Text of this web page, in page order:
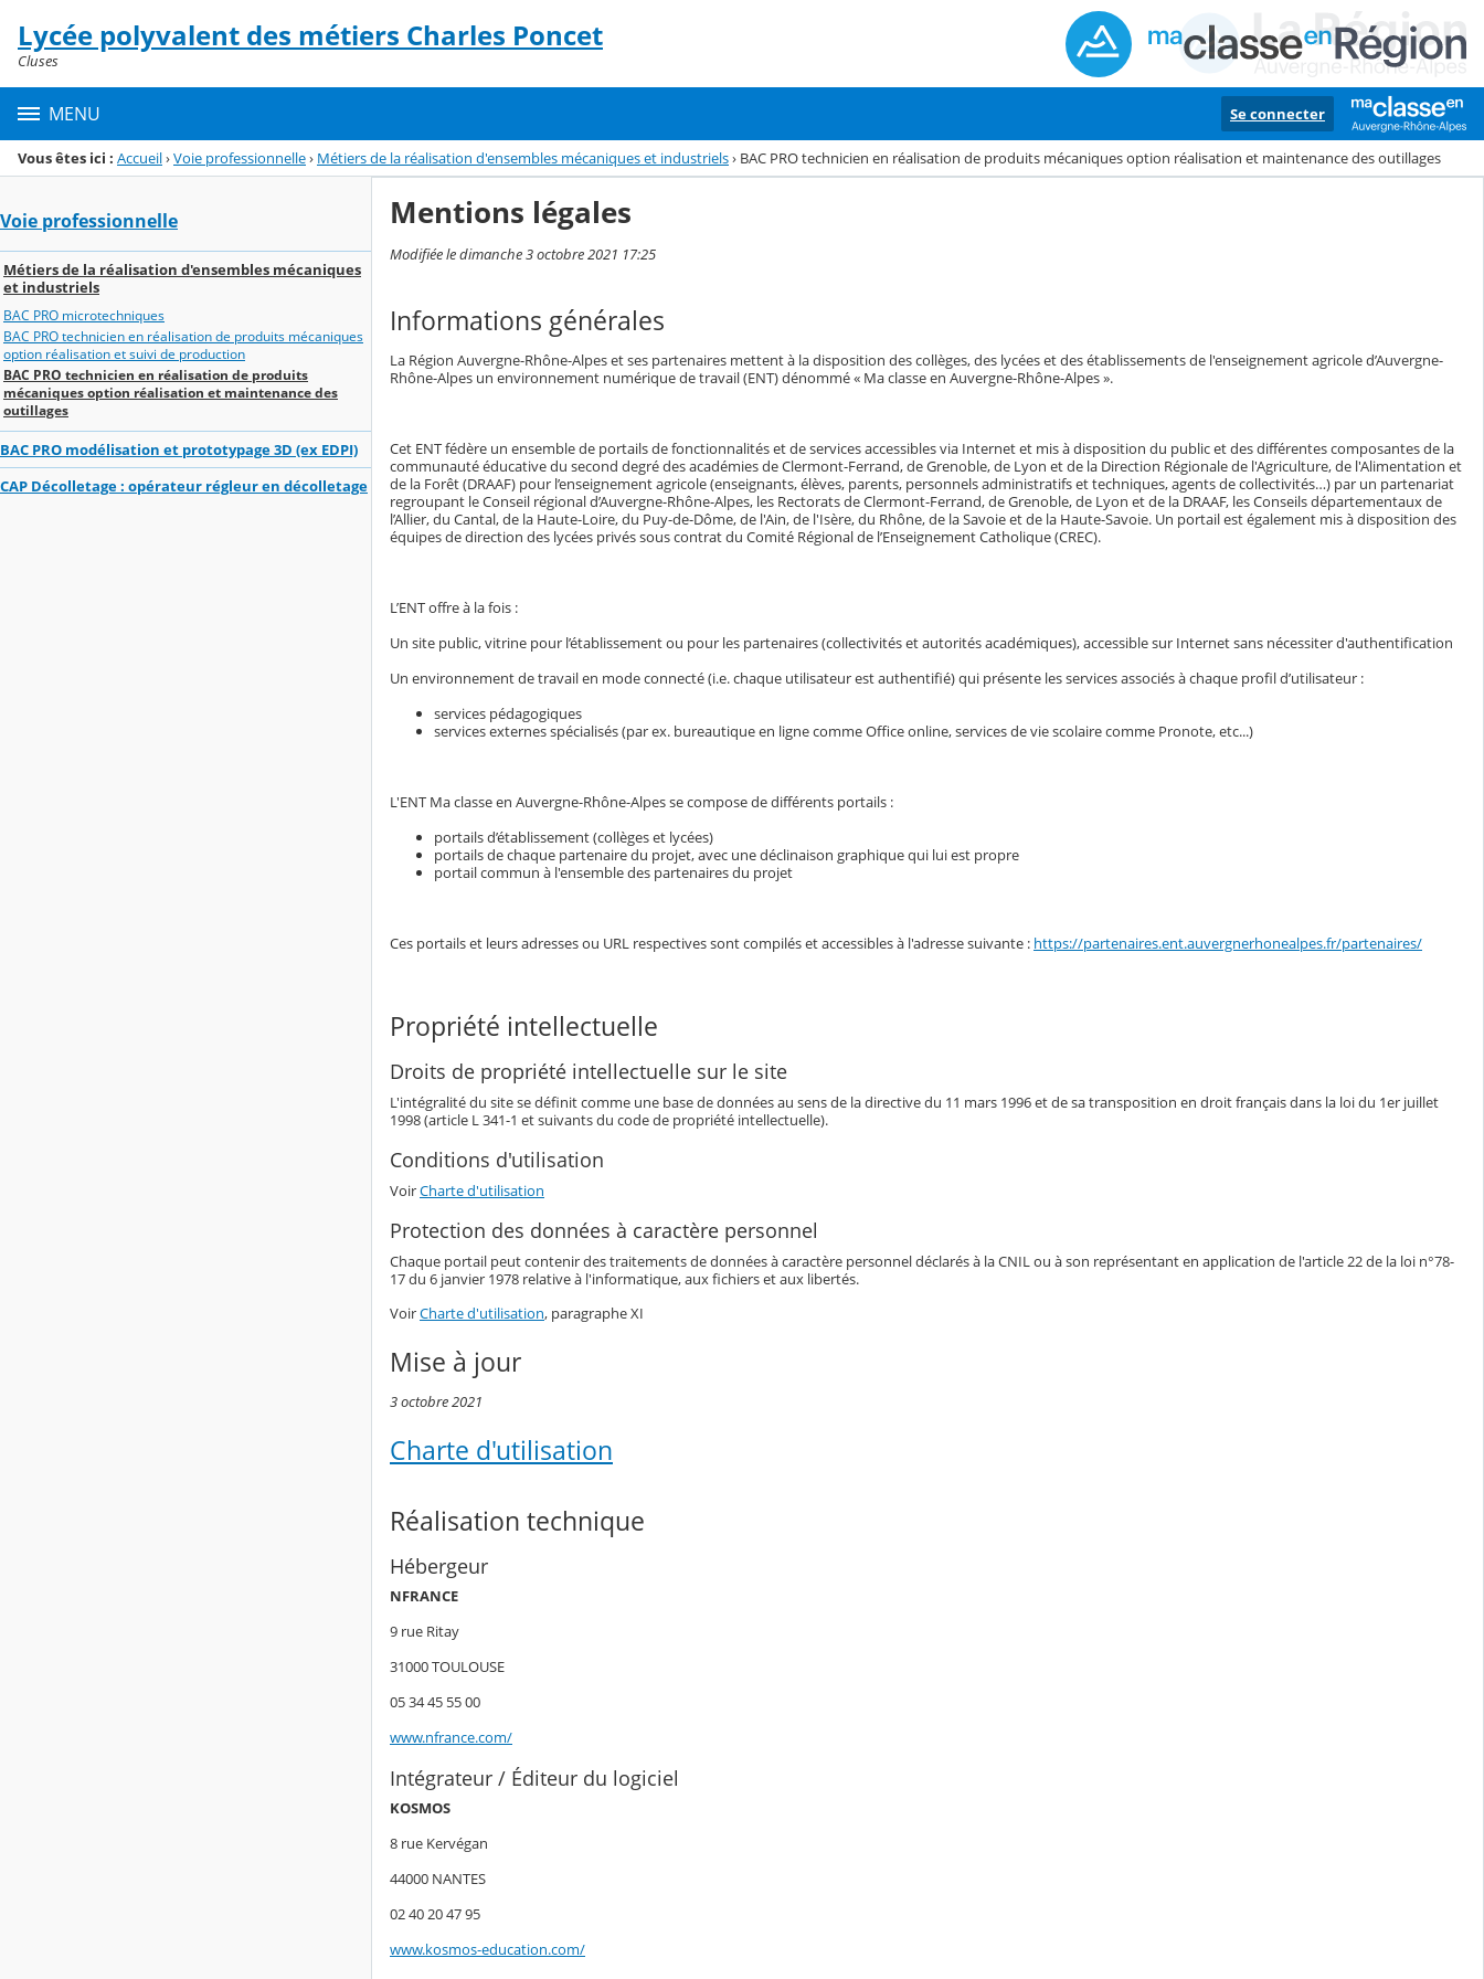
Menu de la rubrique
Contenu
Lycée polyvalent des métiers Charles Poncet
Cluses
MENU Se connecter
Vous êtes ici : Accueil›Voie professionnelle› Métiers de la réalisation d'ensembles mécaniques et industriels› BAC PRO technicien en réalisation de produits mécaniques option réalisation et maintenance des outillages
Voie professionnelle
Métiers de la réalisation d'ensembles mécaniques
et industriels
BAC PRO microtechniques
BAC PRO technicien en réalisation de produits mécaniques
option réalisation et suivi de production
BAC PRO technicien en réalisation de produits
mécaniques option réalisation et maintenance des
outillages
BAC PRO modélisation et prototypage 3D (ex EDPI)
CAP Décolletage : opérateur régleur en décolletage
Mentions légales
Modifiée le dimanche 3 octobre 2021 17:25
Informations générales
La Région Auvergne-Rhône-Alpes et ses partenaires mettent à la disposition des collèges, des lycées et des établissements de l'enseignement agricole d’Auvergne-
Rhône-Alpes un environnement numérique de travail (ENT) dénommé « Ma classe en Auvergne-Rhône-Alpes ».
Cet ENT fédère un ensemble de portails de fonctionnalités et de services accessibles via Internet et mis à disposition du public et des différentes composantes de la
communauté éducative du second degré des académies de Clermont-Ferrand, de Grenoble, de Lyon et de la Direction Régionale de l'Agriculture, de l'Alimentation et
de la Forêt (DRAAF) pour l’enseignement agricole (enseignants, élèves, parents, personnels administratifs et techniques, agents de collectivités…) par un partenariat
regroupant le Conseil régional d’Auvergne-Rhône-Alpes, les Rectorats de Clermont-Ferrand, de Grenoble, de Lyon et de la DRAAF, les Conseils départementaux de
l’Allier, du Cantal, de la Haute-Loire, du Puy-de-Dôme, de l'Ain, de l'Isère, du Rhône, de la Savoie et de la Haute-Savoie. Un portail est également mis à disposition des
équipes de direction des lycées privés sous contrat du Comité Régional de l’Enseignement Catholique (CREC).
L’ENT offre à la fois :
Un site public, vitrine pour l’établissement ou pour les partenaires (collectivités et autorités académiques), accessible sur Internet sans nécessiter d'authentification
Un environnement de travail en mode connecté (i.e. chaque utilisateur est authentifié) qui présente les services associés à chaque profil d’utilisateur :
services pédagogiques
services externes spécialisés (par ex. bureautique en ligne comme Office online, services de vie scolaire comme Pronote, etc...)
L'ENT Ma classe en Auvergne-Rhône-Alpes se compose de différents portails :
portails d’établissement (collèges et lycées)
portails de chaque partenaire du projet, avec une déclinaison graphique qui lui est propre
portail commun à l'ensemble des partenaires du projet
Ces portails et leurs adresses ou URL respectives sont compilés et accessibles à l'adresse suivante : https://partenaires.ent.auvergnerhonealpes.fr/partenaires/
Propriété intellectuelle
Droits de propriété intellectuelle sur le site
L'intégralité du site se définit comme une base de données au sens de la directive du 11 mars 1996 et de sa transposition en droit français dans la loi du 1er juillet
1998 (article L 341-1 et suivants du code de propriété intellectuelle).
Conditions d'utilisation
VoirCharte d'utilisation
Protection des données à caractère personnel
Chaque portail peut contenir des traitements de données à caractère personnel déclarés à la CNIL ou à son représentant en application de l'article 22 de la loi n°78-
17 du 6 janvier 1978 relative à l'informatique, aux fichiers et aux libertés.
VoirCharte d'utilisation, paragraphe XI
Mise à jour
3 octobre 2021
Charte d'utilisation
Réalisation technique
Hébergeur
NFRANCE
9 rue Ritay
31000 TOULOUSE
05 34 45 55 00
www.nfrance.com/
Intégrateur / Éditeur du logiciel
KOSMOS
8 rue Kervégan
44000 NANTES
02 40 20 47 95
www.kosmos-education.com/